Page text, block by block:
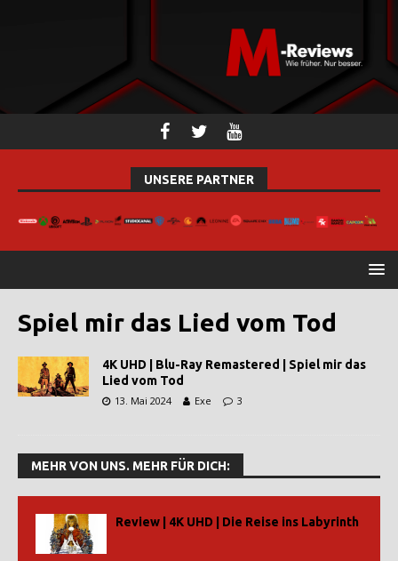
UNSERE PARTNER
Spiel mir das Lied vom Tod
4K UHD | Blu-Ray Remastered | Spiel mir das
Lied vom Tod
13. Mai 2024 Exe 3
MEHR VON UNS. MEHR FÜR DICH:
Review | 4K UHD | Die Reise ins Labyrinth